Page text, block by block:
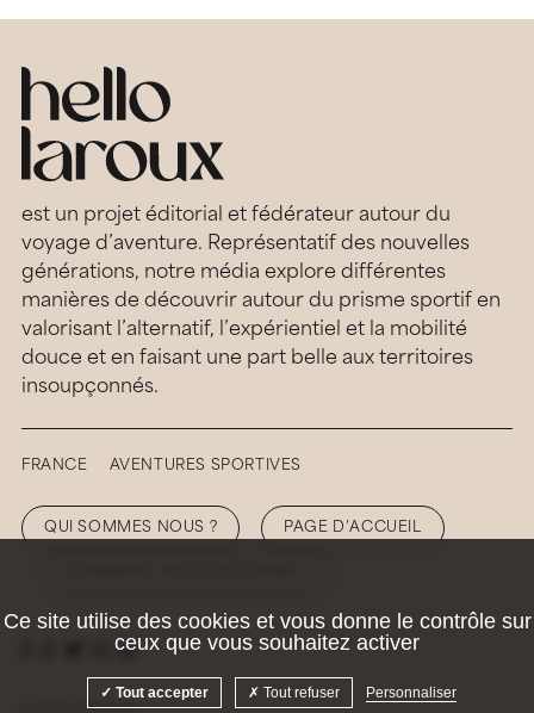
est un projet éditorial et fédérateur autour du
voyage d’aventure. Représentatif des nouvelles
générations, notre média explore différentes
manières de découvrir autour du prisme sportif en
valorisant l’alternatif, l’expérientiel et la mobilité
douce et en faisant une part belle aux territoires
insoupçonnés.
FRANCE AVENTURES SPORTIVES
QUI SOMMES NOUS ? PAGE D’ACCUEIL
© 2026 Hellolaroux
Ce site utilise des cookies et vous donne le contrôle sur
ceux que vous souhaitez activer
Tout accepter Tout refuser Personnaliser